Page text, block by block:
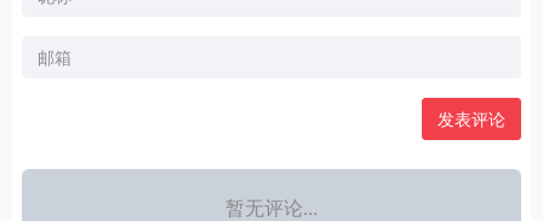
发表评论
暂无评论...